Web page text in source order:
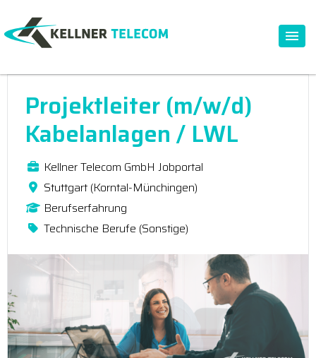
Projektleiter (m/w/d)
Kabelanlagen / LWL
Kellner Telecom GmbH Jobportal
Stuttgart (Korntal-Münchingen)
Berufserfahrung
Technische Berufe (Sonstige)